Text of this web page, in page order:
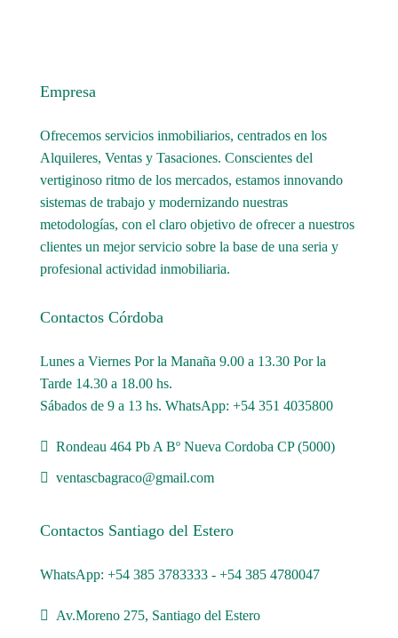
Empresa
Ofrecemos servicios inmobiliarios, centrados en los
Alquileres, Ventas y Tasaciones. Conscientes del
vertiginoso ritmo de los mercados, estamos innovando
sistemas de trabajo y modernizando nuestras
metodologías, con el claro objetivo de ofrecer a nuestros
clientes un mejor servicio sobre la base de una seria y
profesional actividad inmobiliaria.
Contactos Córdoba
Lunes a Viernes Por la Manaña 9.00 a 13.30 Por la
Tarde 14.30 a 18.00 hs.
Sábados de 9 a 13 hs. WhatsApp: +54 351 4035800
Rondeau 464 Pb A Bº Nueva Cordoba CP (5000)
ventascbagraco@gmail.com
Contactos Santiago del Estero
WhatsApp: +54 385 3783333 - +54 385 4780047
Av.Moreno 275, Santiago del Estero